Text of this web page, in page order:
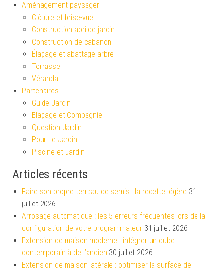
Aménagement paysager
Clôture et brise-vue
Construction abri de jardin
Construction de cabanon
Élagage et abattage arbre
Terrasse
Véranda
Partenaires
Guide Jardin
Elagage et Compagnie
Question Jardin
Pour Le Jardin
Piscine et Jardin
Articles récents
Faire son propre terreau de semis : la recette légère 31
juillet 2026
Arrosage automatique : les 5 erreurs fréquentes lors de la
configuration de votre programmateur 31 juillet 2026
Extension de maison moderne : intégrer un cube
contemporain à de l’ancien 30 juillet 2026
Extension de maison latérale : optimiser la surface de